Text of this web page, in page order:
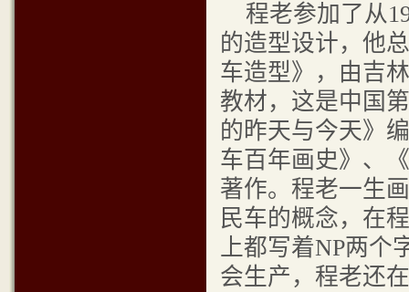
程老参加了从
的造型设计，他
车造型》，由吉
教材，这是中国
的昨天与今天》
车百年画史》、
著作。程老一生
民车的概念，在
上都写着NP两个
会生产，程老还